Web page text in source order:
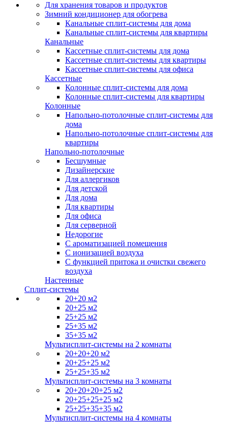
Для хранения товаров и продуктов
Зимний кондиционер для обогрева
Канальные сплит-системы для дома
Канальные сплит-системы для квартиры
Канальные
Кассетные сплит-системы для дома
Кассетные сплит-системы для квартиры
Кассетные сплит-системы для офиса
Кассетные
Колонные сплит-системы для дома
Колонные сплит-системы для квартиры
Колонные
Напольно-потолочные сплит-системы для
дома
Напольно-потолочные сплит-системы для
квартиры
Напольно-потолочные
Бесшумные
Дизайнерские
Для аллергиков
Для детской
Для дома
Для квартиры
Для офиса
Для серверной
Недорогие
С ароматизацией помещения
С ионизацией воздуха
С функцией притока и очистки свежего
воздуха
Настенные
Сплит-системы
20+20 м2
20+25 м2
25+25 м2
25+35 м2
35+35 м2
Мультисплит-системы на 2 комнаты
20+20+20 м2
20+25+25 м2
25+25+35 м2
Мультисплит-системы на 3 комнаты
20+20+20+25 м2
20+25+25+25 м2
25+25+35+35 м2
Мультисплит-системы на 4 комнаты